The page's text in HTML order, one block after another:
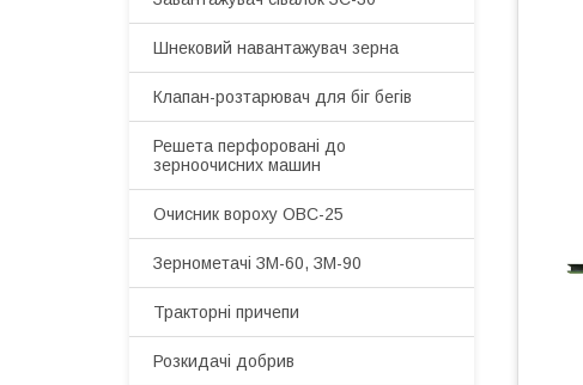
Шнековий навантажувач зерна
Клапан-розтарювач для біг бегів
Решета перфоровані до
зерноочисних машин
Очисник вороху ОВС-25
Зернометачі ЗМ-60, ЗМ-90
Тракторні причепи
Розкидачі добрив